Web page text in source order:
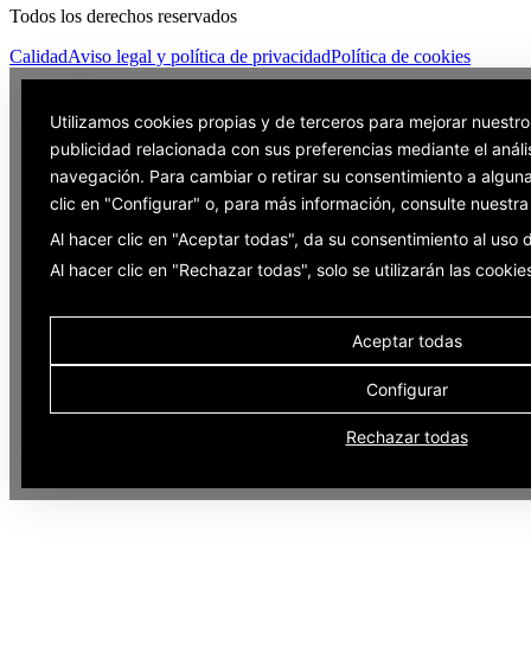
Todos los derechos reservados
CalidadAviso legal y política de privacidadPolítica de cookies
Utilizamos cookies propias y de terceros para mejorar
publicidad relacionada con sus preferencias mediante el
navegación. Para cambiar o retirar su consentimiento a
clic en "Configurar" o, para más información, consulte
Al hacer clic en "Aceptar todas", da su consentimiento al uso
Al hacer clic en "Rechazar todas", solo se utilizarán las
Aceptar todas
Configurar
Rechazar todas